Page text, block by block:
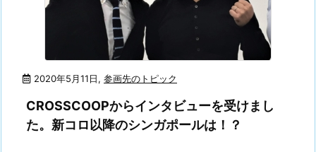
2020年5月11日, 参画先のトピック
CROSSCOOPからインタビューを受けまし
た。新コロ以降のシンガポールは！？